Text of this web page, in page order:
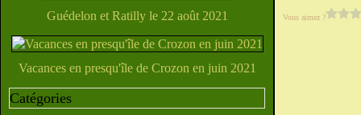
Guédelon et Ratilly le 22 août 2021
Vacances en presqu'île de Crozon en juin 2021
Catégories
Vous aimez ?